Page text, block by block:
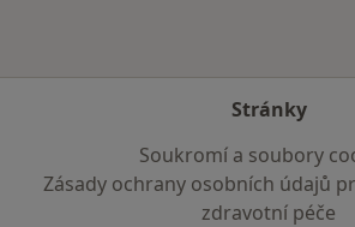
Stránky
Soukromí a soubory
Zásady ochrany osobních údajů
zdravotní péče